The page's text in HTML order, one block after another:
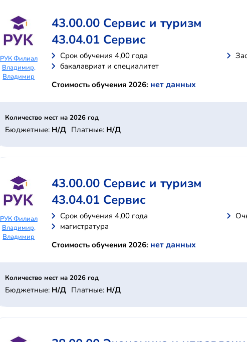
РУК Филиал
Владимир,
Владимир
43.00.00 Сервис и туризм
43.04.01 Сервис
Cрок обучения 4,00 года
бакалавриат и специалитет
Стоимость обучения 2026: нет данных
Количество мест на 2026 год
Бюджетные: Н/Д Платные: Н/Д
РУК Филиал
Владимир,
Владимир
43.00.00 Сервис и туризм
43.04.01 Сервис
Cрок обучения 4,00 года
магистратура
Стоимость обучения 2026: нет данных
Количество мест на 2026 год
Бюджетные: Н/Д Платные: Н/Д